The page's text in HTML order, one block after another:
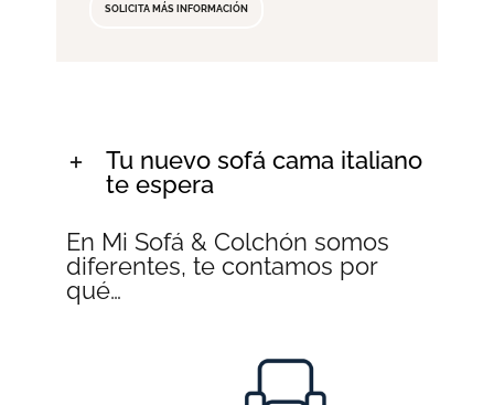
SOLICITA MÁS INFORMACIÓN
Tu nuevo sofá cama italiano
te espera
En Mi Sofá & Colchón somos
diferentes, te contamos por
qué…